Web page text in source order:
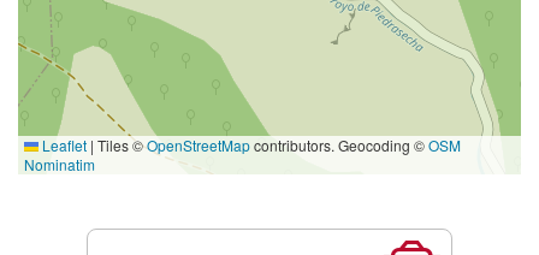
Leaflet | Tiles ©OpenStreetMapcontributors. Geocoding ©OSM
Nominatim